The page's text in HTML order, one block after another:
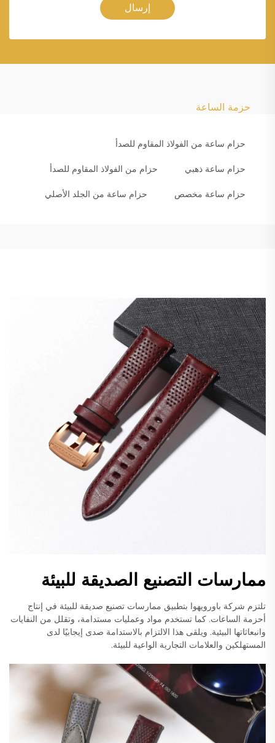
إرسال
حزمة الساعة
حزام ساعة من الفولاذ المقاوم للصدأ
حزام ساعة ذهبي حزام من الفولاذ المقاوم للصدأ
حزام ساعة مخصص حزام ساعة من الجلد الأصلي
ممارسات التصنيع الصديقة للبيئة
تلتزم شركة باورويهوا بتطبيق ممارسات تصنيع صديقة للبيئة في إنتاج
أحزمة الساعات. كما تستخدم مواد وعمليات مستدامة، وتقلل من النفايات
وانبعاثاتها البيئية. ويلقى هذا الالتزام بالاستدامة صدى إيجابيًا لدى
المستهلكين والعلامات التجارية الواعية للبيئة.